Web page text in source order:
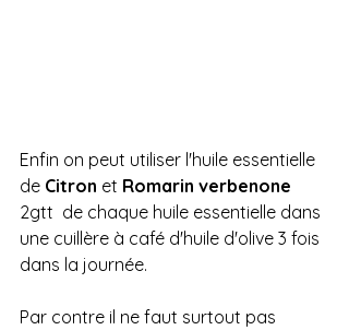
Enfin on peut utiliser l'huile essentielle
de Citron et Romarin verbenone
2gtt  de chaque huile essentielle dans
une cuillère à café d'huile d'olive 3 fois
dans la journée.
Par contre il ne faut surtout pas